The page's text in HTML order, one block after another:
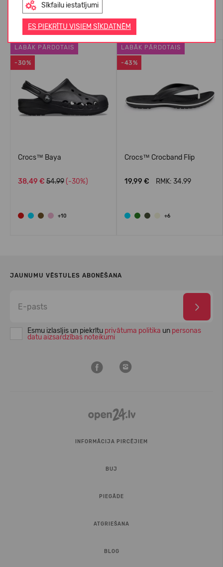
Sīkfailu iestatījumi
ES PIEKRĪTU VISIEM SĪKDATNĒM
Līdzīgas preces
-30%
LABĀK PĀRDOTAIS
Crocs™ Baya
38,49 € 54.99 (-30%)
+10
-43%
LABĀK PĀRDOTAIS
Crocs™ Crocband Flip
19,99 € RMK: 34.99
+6
JAUNUMU VĒSTULES ABONĒŠANA
Esmu izlasījis un piekrītu privātuma politika un personas
datu aizsardzības noteikumi
INFORMĀCIJA PIRCĒJIEM
BUJ
PIEGĀDE
ATGRIEŠANA
BLOG